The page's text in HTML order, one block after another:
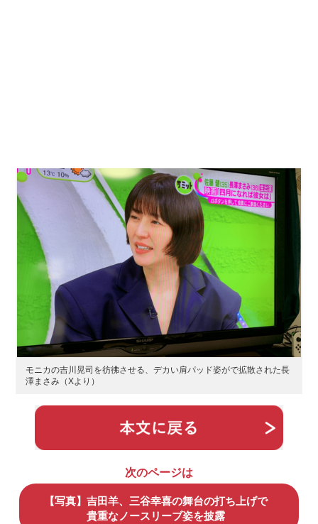
モニカの吉川晃司を彷彿させる、デカい肩パッド姿がで拡散された長
澤まさみ（Xより）
次のページは
【写真】吉田羊、三谷幸喜の舞台の打ち上げで
貴重なノースリーブ姿を披露